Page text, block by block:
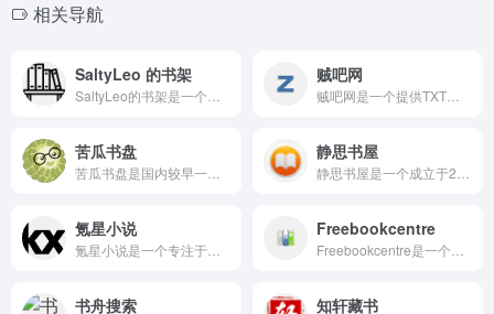
相关导航
SaltyLeo 的书架 贼吧网
苦瓜书盘 静思书屋
氪星小说 Freebookcentre
书舟搜索 知轩藏书